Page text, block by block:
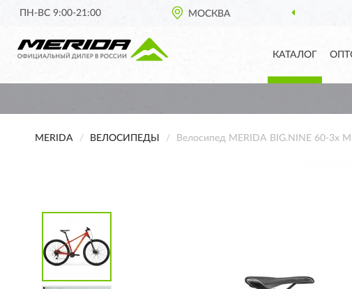
ПН-ВС 9:00-21:00 МОСКВА
КАТАЛОГ
MERIDA ВЕЛОСИПЕДЫ Велосипед MERIDA BIG.NINE 60-3x M